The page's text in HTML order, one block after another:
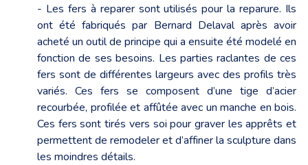
- Les fers à reparer sont utilisés pour la reparure. Ils
ont été fabriqués par Bernard Delaval après avoir
acheté un outil de principe qui a ensuite été modelé en
fonction de ses besoins. Les parties raclantes de ces
fers sont de différentes largeurs avec des profils très
variés. Ces fers se composent d’une tige d’acier
recourbée, profilée et affûtée avec un manche en bois.
Ces fers sont tirés vers soi pour graver les apprêts et
permettent de remodeler et d’affiner la sculpture dans
les moindres détails.